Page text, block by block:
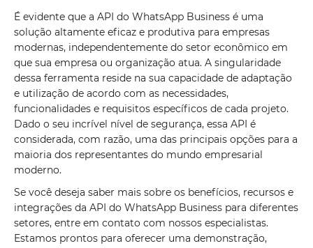
É evidente que a API do WhatsApp Business é uma
solução altamente eficaz e produtiva para empresas
modernas, independentemente do setor econômico em
que sua empresa ou organização atua. A singularidade
dessa ferramenta reside na sua capacidade de adaptação
e utilização de acordo com as necessidades,
funcionalidades e requisitos específicos de cada projeto.
Dado o seu incrível nível de segurança, essa API é
considerada, com razão, uma das principais opções para a
maioria dos representantes do mundo empresarial
moderno.
Se você deseja saber mais sobre os benefícios, recursos e
integrações da API do WhatsApp Business para diferentes
setores, entre em contato com nossos especialistas.
Estamos prontos para oferecer uma demonstração,